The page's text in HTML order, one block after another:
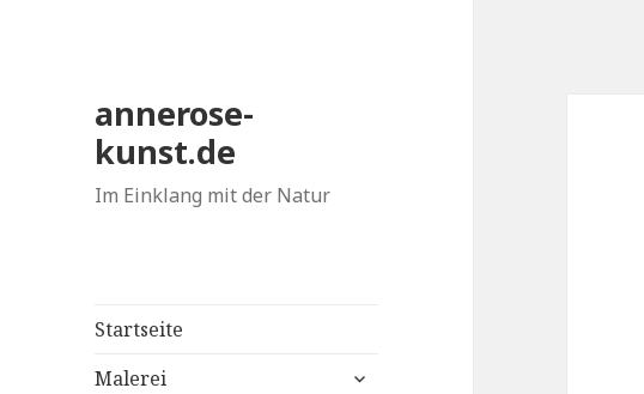
annerose-
kunst.de
Im Einklang mit der Natur
Startseite
Malerei
untermenü